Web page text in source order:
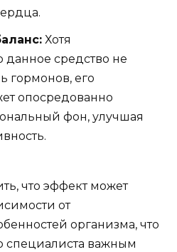
Хотя
данное средство не
гормонов, его
опосредованно
фон, улучшая
что эффект может
от
организма, что
специалиста важным